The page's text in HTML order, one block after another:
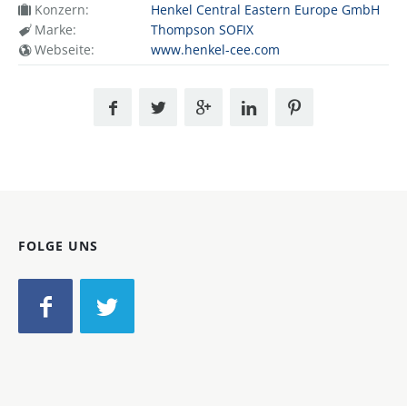
Konzern:
Henkel Central Eastern Europe GmbH
Marke:
Thompson SOFIX
Webseite:
www.henkel-cee.com
FOLGE UNS